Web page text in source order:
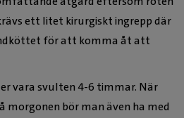
ett litet kirurgiskt ingrepp där
för att komma åt att
vara svulten 4-6 timmar. När
morgonen bör man även ha med